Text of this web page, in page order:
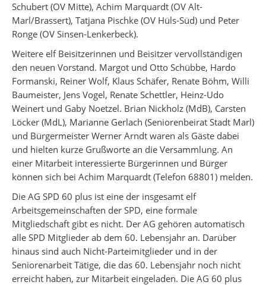
Schubert (OV Mitte), Achim Marquardt (OV Alt-
Marl/Brassert), Tatjana Pischke (OV Hüls-Süd) und Peter
Ronge (OV Sinsen-Lenkerbeck).
Weitere elf Beisitzerinnen und Beisitzer vervollständigen
den neuen Vorstand. Margot und Otto Schübbe, Hardo
Formanski, Reiner Wolf, Klaus Schäfer, Renate Böhm, Willi
Baumeister, Jens Vogel, Renate Schettler, Heinz-Udo
Weinert und Gaby Noetzel. Brian Nickholz (MdB), Carsten
Löcker (MdL), Marianne Gerlach (Seniorenbeirat Stadt Marl)
und Bürgermeister Werner Arndt waren als Gäste dabei
und hielten kurze Grußworte an die Versammlung. An
einer Mitarbeit interessierte Bürgerinnen und Bürger
können sich bei Achim Marquardt (Telefon 68801) melden.
Die AG SPD 60 plus ist eine der insgesamt elf
Arbeitsgemeinschaften der SPD, eine formale
Mitgliedschaft gibt es nicht. Der AG gehören automatisch
alle SPD Mitglieder ab dem 60. Lebensjahr an. Darüber
hinaus sind auch Nicht-Parteimitglieder und in der
Seniorenarbeit Tätige, die das 60. Lebensjahr noch nicht
erreicht haben, zur Mitarbeit eingeladen. Die AG 60 plus